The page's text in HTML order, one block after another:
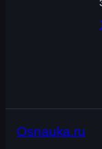
Osnauka.ru